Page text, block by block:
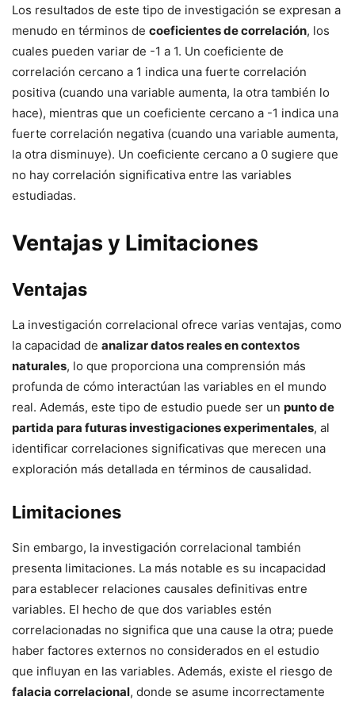
Los resultados de este tipo de investigación se expresan a
menudo en términos de coeficientes de correlación, los
cuales pueden variar de -1 a 1. Un coeficiente de
correlación cercano a 1 indica una fuerte correlación
positiva (cuando una variable aumenta, la otra también lo
hace), mientras que un coeficiente cercano a -1 indica una
fuerte correlación negativa (cuando una variable aumenta,
la otra disminuye). Un coeficiente cercano a 0 sugiere que
no hay correlación significativa entre las variables
estudiadas.
Ventajas y Limitaciones
Ventajas
La investigación correlacional ofrece varias ventajas, como
la capacidad de analizar datos reales en contextos
naturales, lo que proporciona una comprensión más
profunda de cómo interactúan las variables en el mundo
real. Además, este tipo de estudio puede ser un punto de
partida para futuras investigaciones experimentales, al
identificar correlaciones significativas que merecen una
exploración más detallada en términos de causalidad.
Limitaciones
Sin embargo, la investigación correlacional también
presenta limitaciones. La más notable es su incapacidad
para establecer relaciones causales definitivas entre
variables. El hecho de que dos variables estén
correlacionadas no significa que una cause la otra; puede
haber factores externos no considerados en el estudio
que influyan en las variables. Además, existe el riesgo de
falacia correlacional, donde se asume incorrectamente